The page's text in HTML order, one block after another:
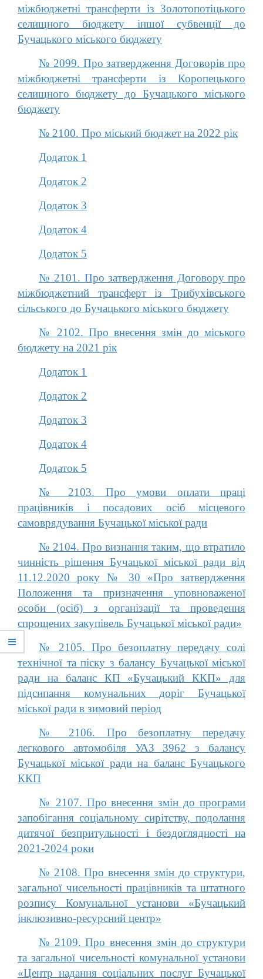
міжбюджетні трансферти із Золотопотіцького
селищного бюджету іншої субвенції до
Бучацького міського бюджету
№ 2099. Про затвердження Договорів про
міжбюджетні трансферти із Коропецького
селищного бюджету до Бучацького міського
бюджету
№ 2100. Про міський бюджет на 2022 рік
Додаток 1
Додаток 2
Додаток 3
Додаток 4
Додаток 5
№ 2101. Про затвердження Договору про
міжбюджетний трансферт із Трибухівського
сільського до Бучацького міського бюджету
№ 2102. Про внесення змін до міського
бюджету на 2021 рік
Додаток 1
Додаток 2
Додаток 3
Додаток 4
Додаток 5
№ 2103. Про умови оплати праці
працівників і посадових осіб місцевого
самоврядування Бучацької міської ради
№ 2104. Про визнання таким, що втратило
чинність рішення Бучацької міської ради від
11.12.2020 року № 30 «Про затвердження
Положення та призначення уповноваженої
особи (осіб) з організації та проведення
спрощених закупівель Бучацької міської ради»
№ 2105. Про безоплатну передачу солі
технічної та піску з балансу Бучацької міської
ради на баланс КП «Бучацький ККП» для
підсипання комунальних доріг Бучацької
міської ради в зимовий період
№ 2106. Про безоплатну передачу
легкового автомобіля УАЗ 3962 з балансу
Бучацької міської ради на баланс Бучацького
ККП
№ 2107. Про внесення змін до програми
запобігання соціальному сирітству, подолання
дитячої безпритульності і бездоглядності на
2021-2024 роки
№ 2108. Про внесення змін до структури,
загальної чисельності працівників та штатного
розпису Комунальної установи «Бучацький
інклюзивно-ресурсний центр»
№ 2109. Про внесення змін до структури
та загальної чисельності комунальної установи
«Центр надання соціальних послуг Бучацької